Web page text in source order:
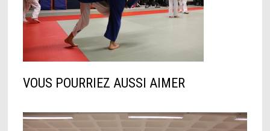
VOUS POURRIEZ AUSSI AIMER